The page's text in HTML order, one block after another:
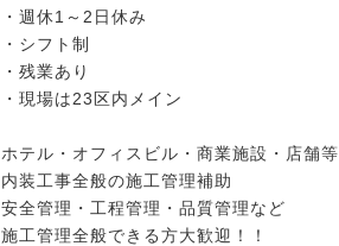
・週休1～2日休み
・シフト制
・残業あり
・現場は23区内メイン
ホテル・オフィスビル・商業施設・店舗等
内装工事全般の施工管理補助
安全管理・工程管理・品質管理など
施工管理全般できる方大歓迎！！